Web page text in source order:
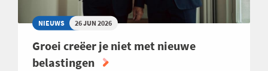
NIEUWS 26 JUN 2026
Groei creëer je niet met nieuwe
belastingen